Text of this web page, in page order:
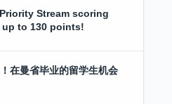
Stream scoring
to 130 points!
在曼省毕业的留学生机会